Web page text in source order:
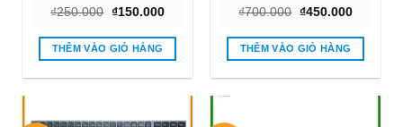
₫250.000 Giá
là:
₫250.000.
₫150.000Giá
tại
₫150.000.
THÊM VÀO GIỎ HÀNG
₫700.000 Giá
là:
₫700.000.
₫450.000Giá
tại
THÊM VÀO GIỎ HÀNG